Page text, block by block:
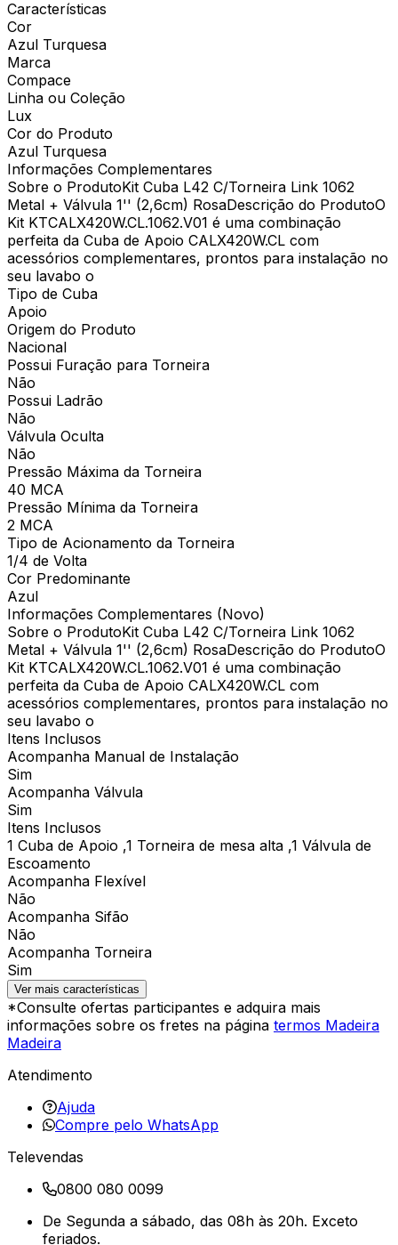
Características
Cor
Azul Turquesa
Marca
Compace
Linha ou Coleção
Lux
Cor do Produto
Azul Turquesa
Informações Complementares
Sobre o ProdutoKit Cuba L42 C/Torneira Link 1062
Metal + Válvula 1'' (2,6cm) RosaDescrição do ProdutoO
Kit KTCALX420W.CL.1062.V01 é uma combinação
perfeita da Cuba de Apoio CALX420W.CL com
acessórios complementares, prontos para instalação no
seu lavabo o
Tipo de Cuba
Apoio
Origem do Produto
Nacional
Possui Furação para Torneira
Não
Possui Ladrão
Não
Válvula Oculta
Não
Pressão Máxima da Torneira
40 MCA
Pressão Mínima da Torneira
2 MCA
Tipo de Acionamento da Torneira
1/4 de Volta
Cor Predominante
Azul
Informações Complementares (Novo)
Sobre o ProdutoKit Cuba L42 C/Torneira Link 1062
Metal + Válvula 1'' (2,6cm) RosaDescrição do ProdutoO
Kit KTCALX420W.CL.1062.V01 é uma combinação
perfeita da Cuba de Apoio CALX420W.CL com
acessórios complementares, prontos para instalação no
seu lavabo o
Itens Inclusos
Acompanha Manual de Instalação
Sim
Acompanha Válvula
Sim
Itens Inclusos
1 Cuba de Apoio ,1 Torneira de mesa alta ,1 Válvula de
Escoamento
Acompanha Flexível
Não
Acompanha Sifão
Não
Acompanha Torneira
Sim
Ver mais características
*Consulte ofertas participantes e adquira mais
informações sobre os fretes na página termos Madeira
Madeira
Atendimento
Ajuda
Compre pelo WhatsApp
Televendas
0800 080 0099
De Segunda a sábado, das 08h às 20h. Exceto
feriados.